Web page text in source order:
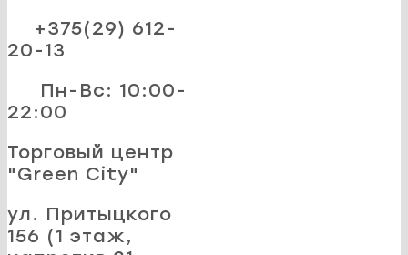
+375(29) 612-
20-13
Пн-Вс: 10:00-
22:00
Торговый центр
"Green City"
ул. Притыцкого
156 (1 этаж,